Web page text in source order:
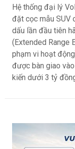
Hệ thống đại lý
đặt cọc mẫu SUV
dấu lần đầu tiên
(Extended Range
phạm vi hoạt
được bàn giao
kiến dưới 3 tỷ